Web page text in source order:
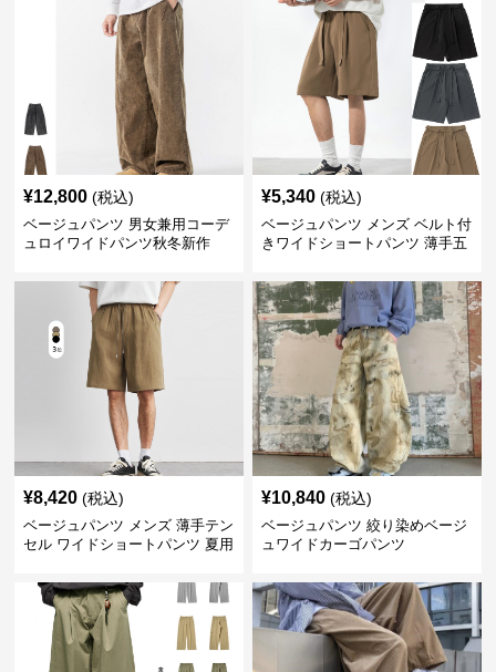
¥12,800 (税込)
ベージュパンツ 男女兼用コーデ
ュロイワイドパンツ秋冬新作
¥5,340 (税込)
ベージュパンツ メンズ ベルト付
きワイドショートパンツ 薄手五
¥8,420 (税込)
ベージュパンツ メンズ 薄手テン
セル ワイドショートパンツ 夏用
¥10,840 (税込)
ベージュパンツ 絞り染めベージ
ュワイドカーゴパンツ